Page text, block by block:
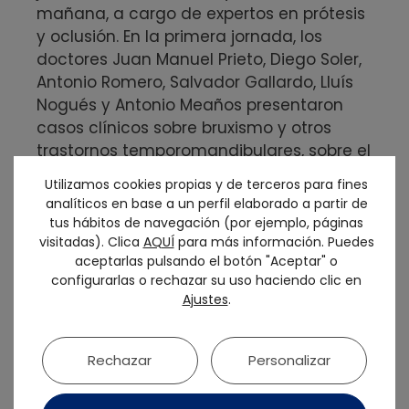
mañana, a cargo de expertos en prótesis
y oclusión. En la primera jornada, los
doctores Juan Manuel Prieto, Diego Soler,
Antonio Romero, Salvador Gallardo, Lluís
Nogués y Antonio Meaños presentaron
casos clínicos sobre bruxismo y otros
trastornos temporomandibulares, sobre el
cambio de paradigma en el concepto de
posición mandibular, sobre la disestesia
oclusal, sobre los signos y síntomas en los
pacientes disfuncionales, los dispositivos
de avance mandibular en pacientes AOS,
así como sobre oclusión y dinámica
mandibular en el flujo de trabajo digital.
Por su parte, los seis expertos que
participaron en la segunda jornada:
Gerardo Ruales, Adelaida Domínguez, Iria
Utilizamos cookies propias y de terceros para fines
analíticos en base a un perfil elaborado a partir de
tus hábitos de navegación (por ejemplo, páginas
visitadas). Clica AQUÍpara más información. Puedes
aceptarlas pulsando el botón "Aceptar" o
configurarlas o rechazar su uso haciendo clic en
Ajustes.
Rechazar Personalizar